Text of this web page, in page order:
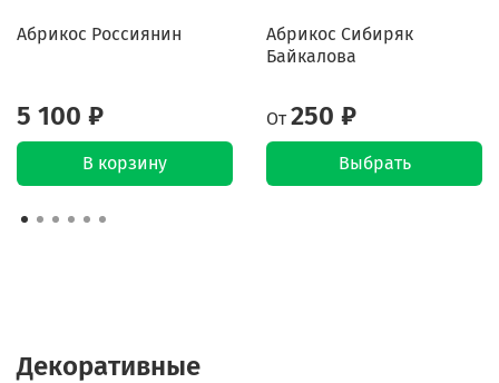
Абрикос Россиянин
5 100 ₽
В корзину
Абрикос Сибиряк
Байкалова
От 250 ₽
Выбрать
Декоративные